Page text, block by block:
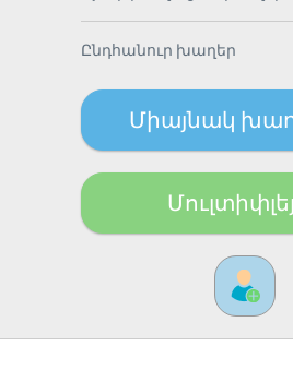
Ընդհանուր խաղեր
Միայնակ